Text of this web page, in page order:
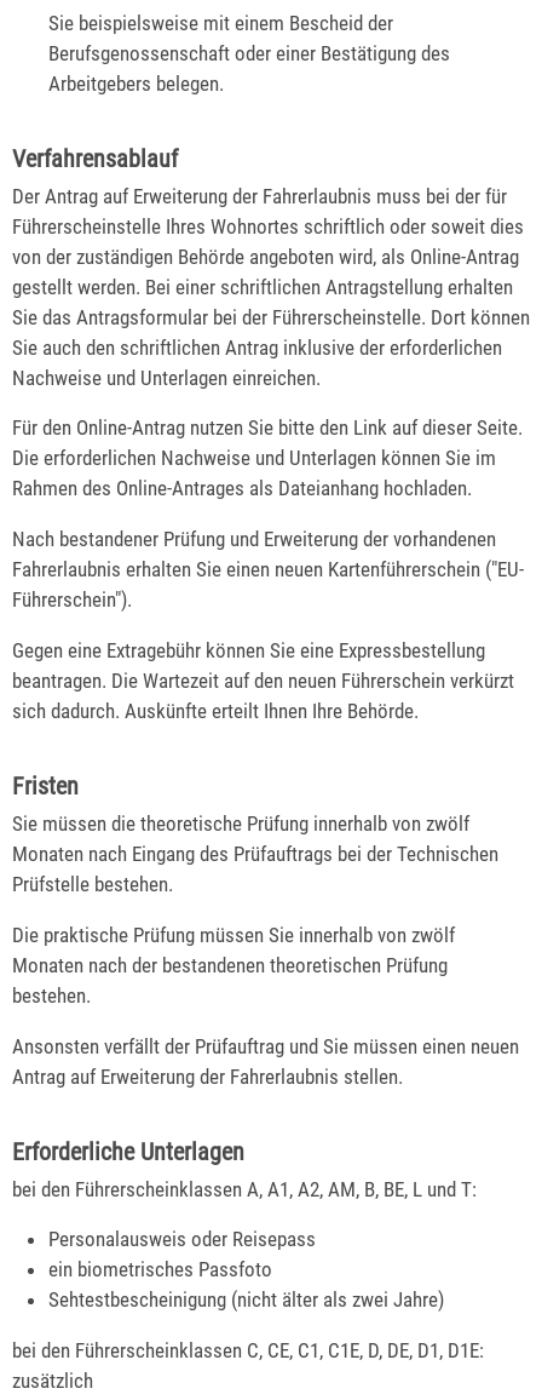
Sie beispielsweise mit einem Bescheid der
Berufsgenossenschaft oder einer Bestätigung des
Arbeitgebers belegen.
Verfahrensablauf
Der Antrag auf Erweiterung der Fahrerlaubnis muss bei der für
Führerscheinstelle Ihres Wohnortes schriftlich oder soweit dies
von der zuständigen Behörde angeboten wird, als Online-Antrag
gestellt werden. Bei einer schriftlichen Antragstellung erhalten
Sie das Antragsformular bei der Führerscheinstelle. Dort können
Sie auch den schriftlichen Antrag inklusive der erforderlichen
Nachweise und Unterlagen einreichen.
Für den Online-Antrag nutzen Sie bitte den Link auf dieser Seite.
Die erforderlichen Nachweise und Unterlagen können Sie im
Rahmen des Online-Antrages als Dateianhang hochladen.
Nach bestandener Prüfung und Erweiterung der vorhandenen
Fahrerlaubnis erhalten Sie einen neuen Kartenführerschein ("EU-
Führerschein").
Gegen eine Extragebühr können Sie eine Expressbestellung
beantragen. Die Wartezeit auf den neuen Führerschein verkürzt
sich dadurch. Auskünfte erteilt Ihnen Ihre Behörde.
Fristen
Sie müssen die theoretische Prüfung innerhalb von zwölf
Monaten nach Eingang des Prüfauftrags bei der Technischen
Prüfstelle bestehen.
Die praktische Prüfung müssen Sie innerhalb von zwölf
Monaten nach der bestandenen theoretischen Prüfung
bestehen.
Ansonsten verfällt der Prüfauftrag und Sie müssen einen neuen
Antrag auf Erweiterung der Fahrerlaubnis stellen.
Erforderliche Unterlagen
bei den Führerscheinklassen A, A1, A2, AM, B, BE, L und T:
Personalausweis oder Reisepass
ein biometrisches Passfoto
Sehtestbescheinigung (nicht älter als zwei Jahre)
bei den Führerscheinklassen C, CE, C1, C1E, D, DE, D1, D1E:
zusätzlich